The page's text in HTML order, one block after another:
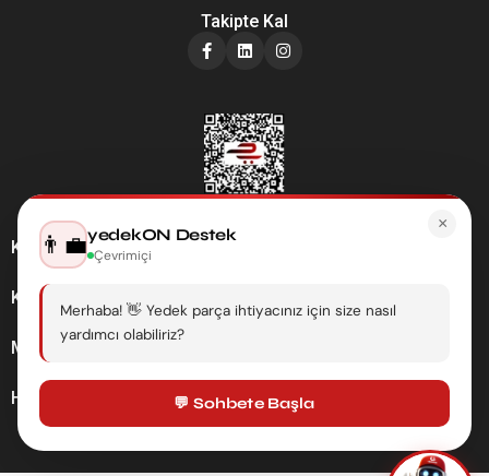
Takipte Kal
Kategoriler
Kurumsal
Müşteri Hizmetleri
Hesabım
×
👨‍💼yedekON Destek
Çevrimiçi
Merhaba! 👋 Yedek parça ihtiyacınız için size nasıl
yardımcı olabiliriz?
💬 Sohbete Başla